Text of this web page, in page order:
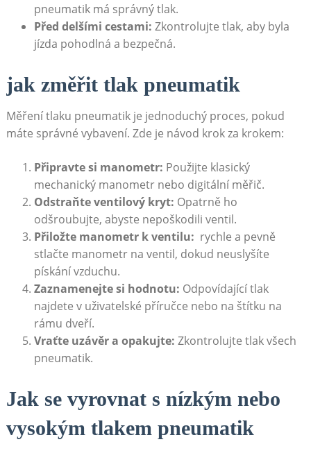
pneumatik má správný tlak.
Před delšími cestami: Zkontrolujte tlak, aby byla
‌jízda pohodlná a bezpečná.
jak změřit tlak pneumatik
Měření tlaku pneumatik je jednoduchý proces, pokud
máte⁣ správné vybavení. Zde je návod krok za⁢ krokem:
Připravte si manometr: Použijte klasický
mechanický manometr nebo digitální měřič.
Odstraňte ventilový⁢ kryt: ‌Opatrně⁤ ho
odšroubujte, abyste ⁣nepoškodili⁢ ventil.
Přiložte manometr k ventilu: ​ rychle a pevně
stlačte manometr na ventil, ⁢dokud neuslyšíte
pískání vzduchu.
Zaznamenejte si hodnotu: Odpovídající tlak⁤
najdete v uživatelské příručce nebo na štítku na
rámu dveří.
Vraťte uzávěr a opakujte: Zkontrolujte tlak všech
pneumatik.
Jak se vyrovnat⁤ s nízkým nebo
vysokým tlakem pneumatik